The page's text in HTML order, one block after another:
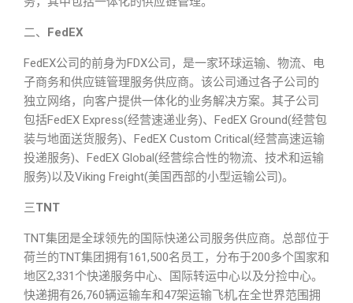
二、 FedEX
FedEX公司的前身为FDX公司，是一家环球运输、物流、电
子商务和供应链管理服务供应商。该公司通过各子公司的
独立网络，向客户提供一体化的业务解决方案。其子公司
包括FedEX Express(经营速递业务)、FedEX Ground(经营包
装与地面送货服务)、FedEX Custom Critical(经营高速运输
投递服务)、FedEX Global(经营综合性的物流、技术和运输
服务)以及Viking Freight(美国西部的小型运输公司)。
三TNT
TNT集团是全球领先的国际快递公司服务供应商。总部位于
荷兰的TNT集团拥有161,500名员工，分布于200多个国家和
地区2,331个快递服务中心、国际转运中心以及分捡中心。
快递拥有26,760辆运输车和47架运输飞机,在全世界范围拥